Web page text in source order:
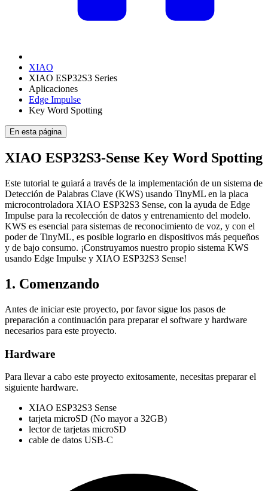
XIAO
XIAO ESP32S3 Series
Aplicaciones
Edge Impulse
Key Word Spotting
En esta página
XIAO ESP32S3-Sense Key Word Spotting
Este tutorial te guiará a través de la implementación de un sistema de
Detección de Palabras Clave (KWS) usando TinyML en la placa
microcontroladora XIAO ESP32S3 Sense, con la ayuda de Edge
Impulse para la recolección de datos y entrenamiento del modelo.
KWS es esencial para sistemas de reconocimiento de voz, y con el
poder de TinyML, es posible lograrlo en dispositivos más pequeños
y de bajo consumo. ¡Construyamos nuestro propio sistema KWS
usando Edge Impulse y XIAO ESP32S3 Sense!
1. Comenzando
Antes de iniciar este proyecto, por favor sigue los pasos de
preparación a continuación para preparar el software y hardware
necesarios para este proyecto.
Hardware
Para llevar a cabo este proyecto exitosamente, necesitas preparar el
siguiente hardware.
XIAO ESP32S3 Sense
tarjeta microSD (No mayor a 32GB)
lector de tarjetas microSD
cable de datos USB-C